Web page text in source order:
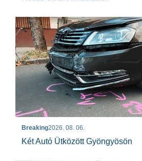
Breaking2026. 08. 06.
Két Autó Ütközött Gyöngyösön